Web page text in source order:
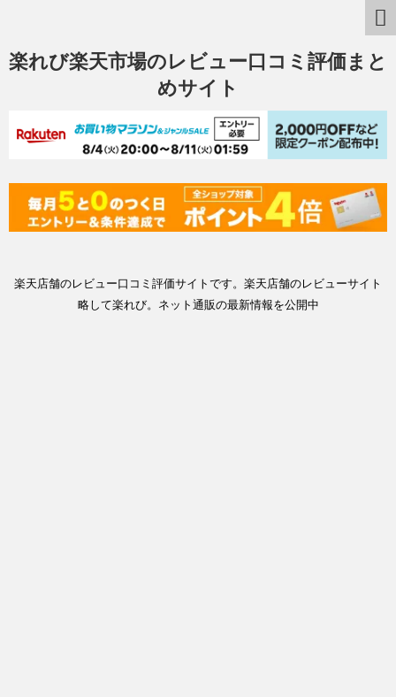
楽れび楽天市場のレビュー口コミ評価まと
めサイト
楽天店舗のレビュー口コミ評価サイトです。楽天店舗のレビューサイト
略して楽れび。ネット通販の最新情報を公開中